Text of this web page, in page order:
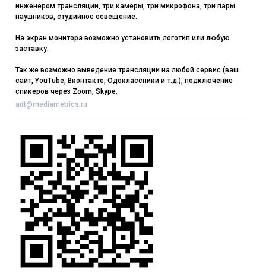
инженером трансляции, три камеры, три микрофона, три пары
наушников, студийное освещение.
На экран монитора возможно установить логотип или любую
заставку.
Так же возможно выведение трансляции на любой сервис (ваш
сайт, YouTube, Вконтакте, Одоклассники и т.д.), подключение
спикеров через Zoom, Skype.
adt@mediametrics.ru